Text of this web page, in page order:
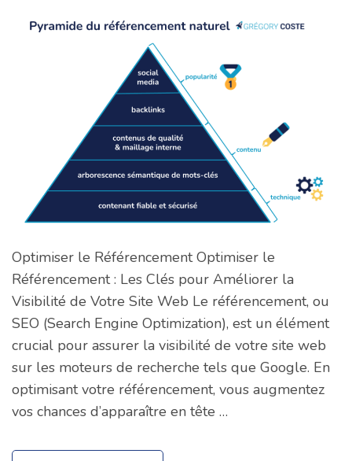
Optimiser le Référencement Optimiser le
Référencement : Les Clés pour Améliorer la
Visibilité de Votre Site Web Le référencement, ou
SEO (Search Engine Optimization), est un élément
crucial pour assurer la visibilité de votre site web
sur les moteurs de recherche tels que Google. En
optimisant votre référencement, vous augmentez
vos chances d’apparaître en tête …